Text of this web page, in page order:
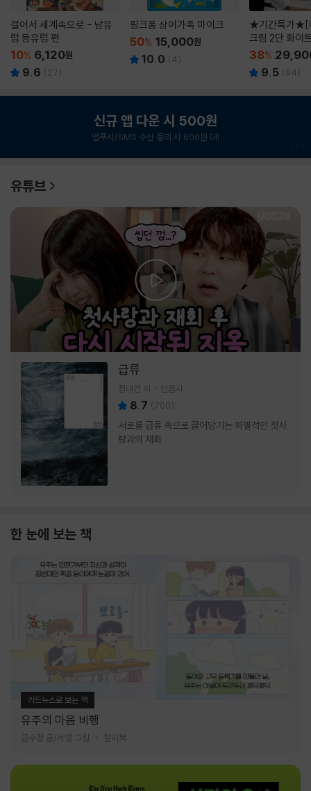
걸어서 세계속으로 - 남유
럽 동유럽 편
10% 6,120원
9.6 ( 27)
핑크퐁 상어가족 마이크
50% 15,000원
10.0 (4)
★기간특가★[
크림 2단 화이
38%
9.5 (94)
신규 앱 다운 시 500원
앱푸시/SMS 수신 동의 시 600원 더!
유튜브
급류
정대건 저 민음사
8.7 (700)
서로를 급류 속으로 끌어당기는 파멸적인 첫사
랑과의 재회
한 눈에 보는 책
카드뉴스로 보는 책
유주의 마음 비행
금수정 글/서영 그림 찰리북